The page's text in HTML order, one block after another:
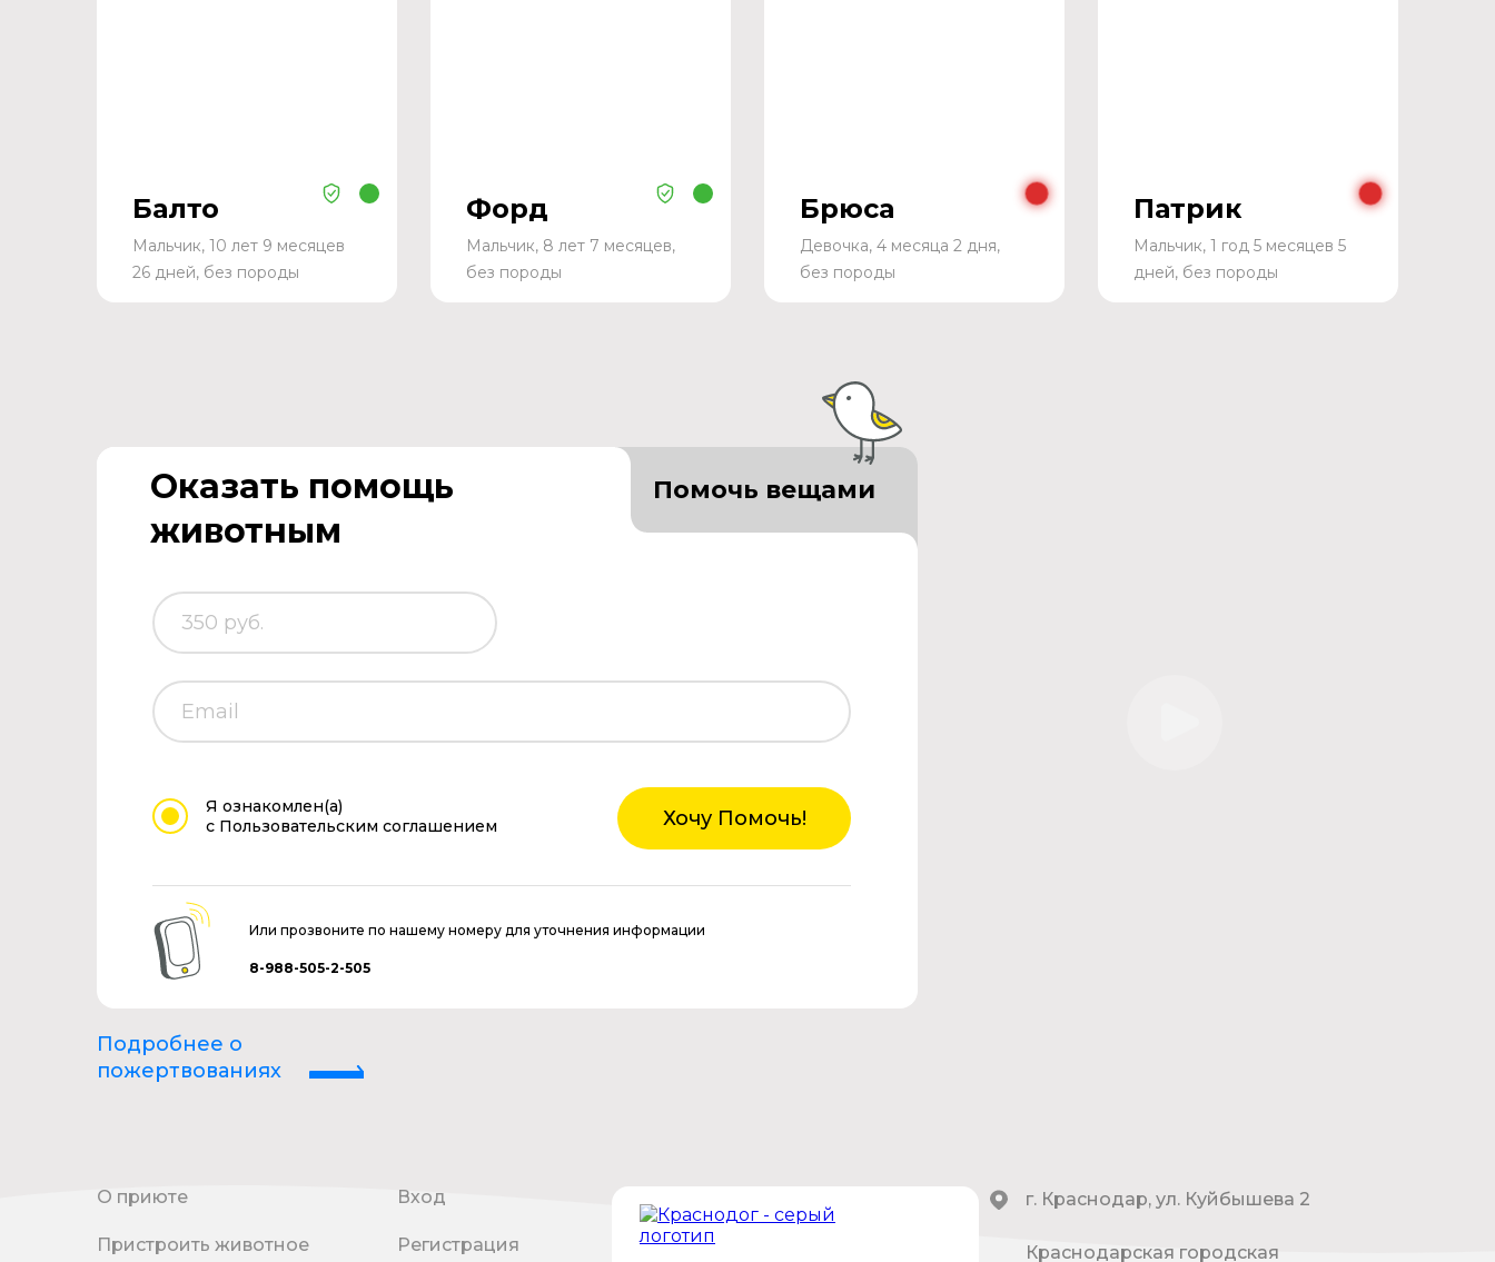
Балто
Мальчик, 10 лет 9 месяцев
26 дней, без породы
Форд
Мальчик, 8 лет 7 месяцев,
без породы
Брюса
Девочка, 4 месяца 2 дня,
без породы
Патрик
Мальчик, 1 год 5 месяцев 5
дней, без породы
Оказать помощь
животным
Помочь вещами
Я ознакомлен(а)
с Пользовательским соглашением
Хочу Помочь!
Или прозвоните по нашему номеру для уточнения информации
8-988-505-2-505
Подробнее о
пожертвованиях
О приюте
Пристроить животное
Вход
Регистрация
г. Краснодар, ул. Куйбышева 2
Краснодарская городская